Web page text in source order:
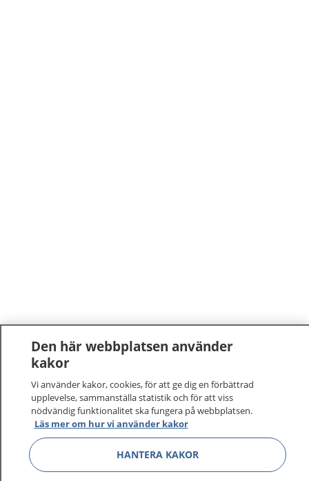
Den här webbplatsen använder
kakor
Vi använder kakor, cookies, för att ge dig en förbättrad
upplevelse, sammanställa statistik och för att viss
nödvändig funktionalitet ska fungera på webbplatsen.
Läs mer om hur vi använder kakor
HANTERA KAKOR